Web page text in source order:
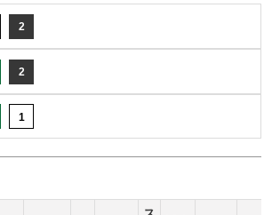
2
2
1